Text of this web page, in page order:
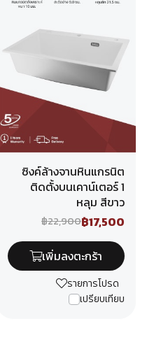
ซิงค์ล้างจานหินแกรนิต
ติดตั้งบนเคาน์เตอร์ 1
หลุม สีขาว
฿22,900฿17,500
เพิ่มลงตะกร้า
รายการโปรด
เปรียบเทียบ